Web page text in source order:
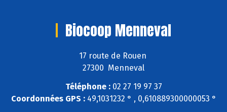
Biocoop Menneval
17 route de Rouen
27300 Menneval
Téléphone :02 27 19 97 37
Coordonnées GPS :49,1031232 ° , 0,610889300000053 °